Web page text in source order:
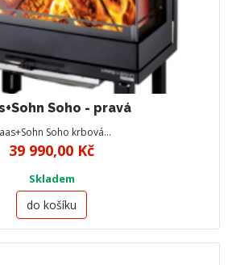
Soho - pravá
Soho krbová…
39 990,00 Kč
Skladem
do košíku